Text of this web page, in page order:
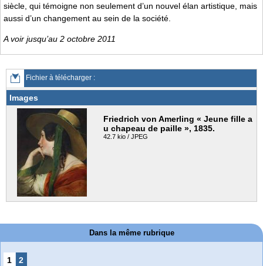
siècle, qui témoigne non seulement d’un nouvel élan artistique, mais
aussi d’un changement au sein de la société.
A voir jusqu’au 2 octobre 2011
Fichier à télécharger :
Images
Friedrich von Amerling « Jeune fille a
u chapeau de paille », 1835.
42.7 kio / JPEG
Dans la même rubrique
1 2